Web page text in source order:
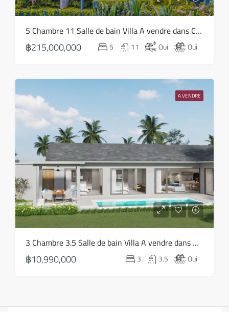
5 Chambre 11 Salle de bain Villa A vendre dans Chaweng – HS0816
฿215,000,000 5 11 Oui Oui
A VENDRE
3 Chambre 3.5 Salle de bain Villa A vendre dans Bophut – HS0814
฿10,990,000 3 3.5 Oui